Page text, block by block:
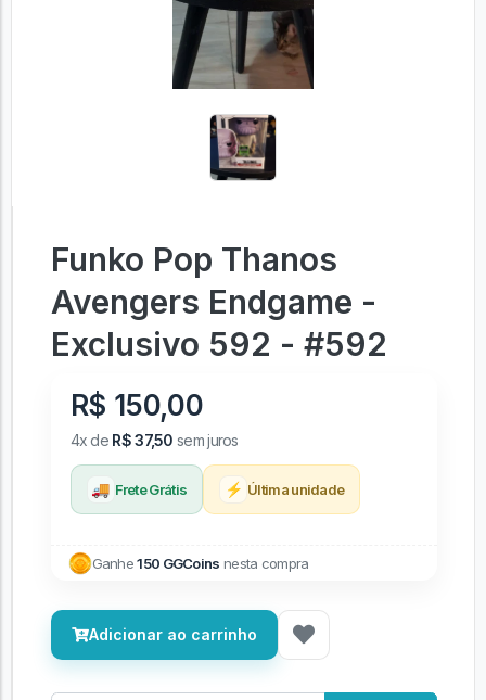
Funko Pop Thanos
Avengers Endgame -
Exclusivo 592 - #592
R$ 150,00
4x de R$ 37,50 sem juros
🚚 Frete Grátis ⚡ Última unidade
Ganhe150 GGCoins nesta compra
Adicionar ao carrinho